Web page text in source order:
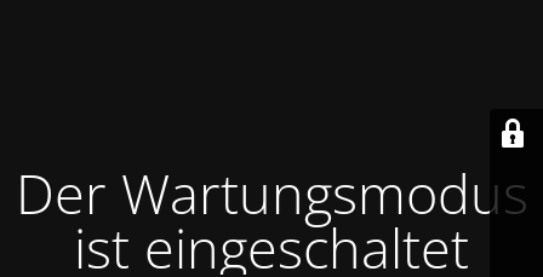
Der Wartungsmodus
ist eingeschaltet